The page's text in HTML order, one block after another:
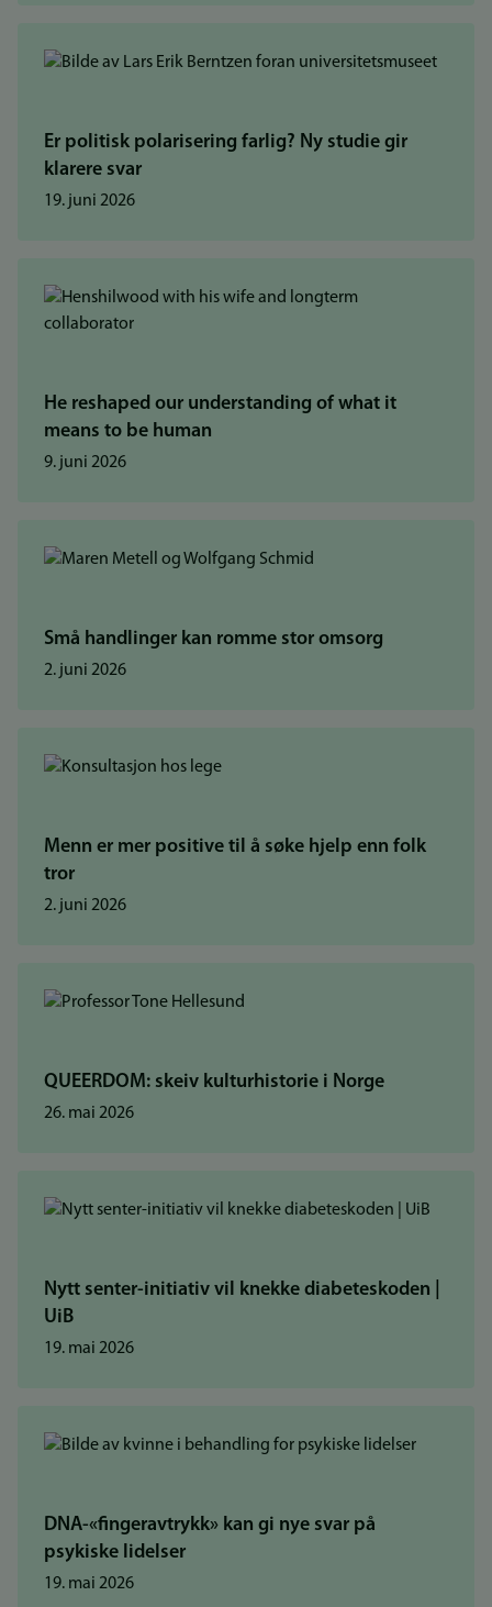
Er politisk polarisering farlig? Ny studie gir
klarere svar
19. juni 2026
He reshaped our understanding of what it
means to be human
9. juni 2026
Små handlinger kan romme stor omsorg
2. juni 2026
Menn er mer positive til å søke hjelp enn folk
tror
2. juni 2026
QUEERDOM: skeiv kulturhistorie i Norge
26. mai 2026
Nytt senter-initiativ vil knekke diabeteskoden |
UiB
19. mai 2026
DNA-«fingeravtrykk» kan gi nye svar på
psykiske lidelser
19. mai 2026